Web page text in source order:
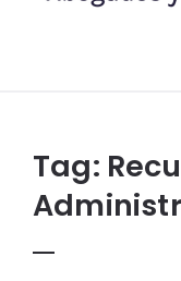
Tag: